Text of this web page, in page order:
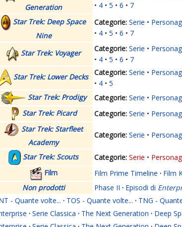
Generation
4
5 6
7
Star Trek: Deep Space
Nine
Serie
4
5 6 7
Star Trek: Voyager Serie
4
5 6
7
Star Trek: Lower Decks
Serie
4
5
Star Trek: Prodigy
Serie
Star Trek: Picard
Serie
Star Trek: Starfleet
Academy
Serie
Star Trek: Scouts Serie
Film
Film Prime Timeline · Film
Non prodotti
Phase II · Episodi di
- Quante volte... · TOS - Quante volte... · TNG -
· Serie Classica · The Next Generation · Deep